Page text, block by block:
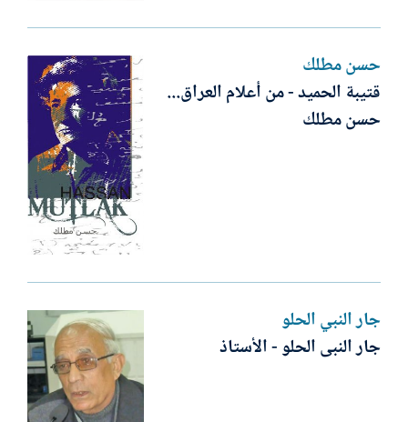
حسن مطلك
قتيبة الحميد - من أعلام العراق...
حسن مطلك
جار النبي الحلو
جار النبى الحلو - الأستاذ